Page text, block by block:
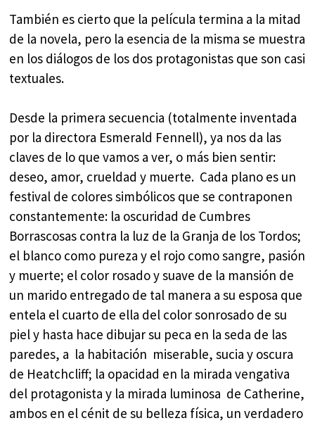
También es cierto que la película termina a la mitad
de la novela, pero la esencia de la misma se muestra
en los diálogos de los dos protagonistas que son casi
textuales.
Desde la primera secuencia (totalmente inventada
por la directora Esmerald Fennell), ya nos da las
claves de lo que vamos a ver, o más bien sentir:
deseo, amor, crueldad y muerte. Cada plano es un
festival de colores simbólicos que se contraponen
constantemente: la oscuridad de Cumbres
Borrascosas contra la luz de la Granja de los Tordos;
el blanco como pureza y el rojo como sangre, pasión
y muerte; el color rosado y suave de la mansión de
un marido entregado de tal manera a su esposa que
entela el cuarto de ella del color sonrosado de su
piel y hasta hace dibujar su peca en la seda de las
paredes, a la habitación miserable, sucia y oscura
de Heatchcliff; la opacidad en la mirada vengativa
del protagonista y la mirada luminosa de Catherine,
ambos en el cénit de su belleza física, un verdadero